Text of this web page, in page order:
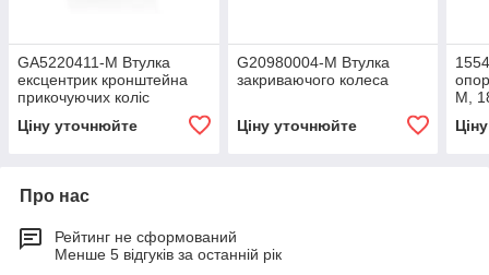
GA5220411-M Втулка
ексцентрик кронштейна
прикочуючих коліс
Ціну уточнюйте
G20980004-M Втулка
закриваючого колеса
Ціну уточнюйте
M,
Про нас
Рейтинг не сформований
Менше 5 відгуків за останній рік